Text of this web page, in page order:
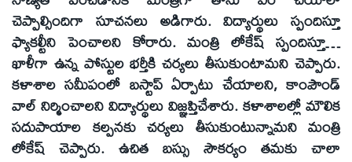
చెప్పాల్సిందిగా సూచనలు అడిగారు. విద్యార్థులు స్పందిస్తూ
ఫ్యాకల్టీని పెంచాలని కోరారు. మంత్రి లోకేష్‌ స్పందిస్తూ…
ఖాళీగా ఉన్న పోస్టుల భర్తీకి చర్యలు తీసుకుంటామని చెప్పారు.
కళాశాల సమీపంలో బస్టాప్‌ ఏర్పాటు చేయాలని, కాంపౌండ్‌
వాల్‌ నిర్మించాలని విద్యార్థులు విజ్ఞప్తిచేశారు. కళాశాలల్లో మౌలిక
సదుపాయాల కల్పనకు చర్యలు తీసుకుంటున్నామని మంత్రి
లోకేష్‌ చెప్పారు. ఉచిత బస్సు సౌకర్యం తమకు చాలా